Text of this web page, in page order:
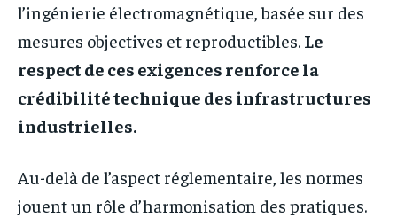
l’ingénierie électromagnétique, basée sur des
mesures objectives et reproductibles. Le
respect de ces exigences renforce la
crédibilité technique des infrastructures
industrielles.
Au-delà de l’aspect réglementaire, les normes
jouent un rôle d’harmonisation des pratiques.